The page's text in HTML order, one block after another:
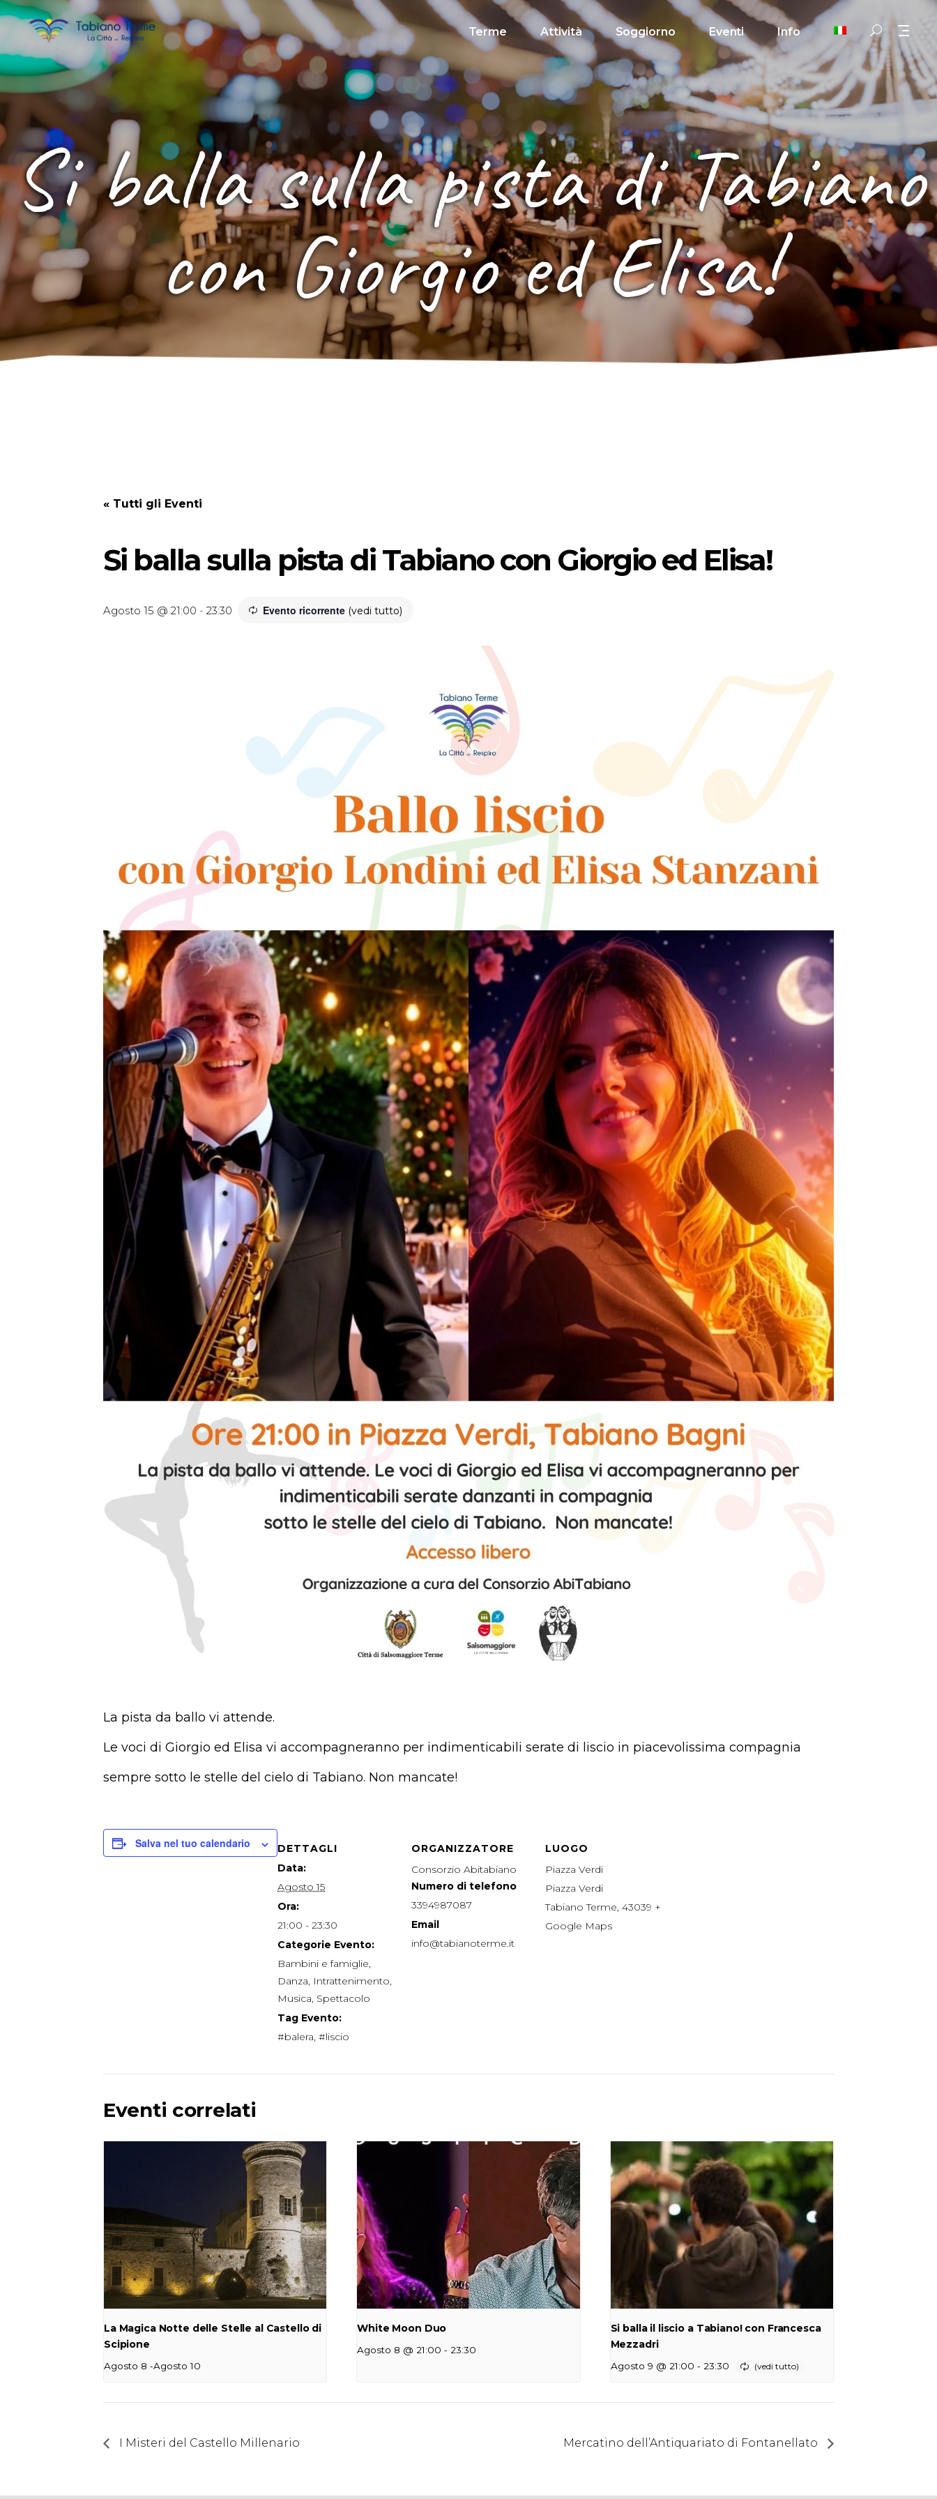
Terme Attività Soggiorno Eventi Info
Si balla sulla pista di Tabiano
con Giorgio ed Elisa!
« Tutti gli Eventi
Si balla sulla pista di Tabiano con Giorgio ed Elisa!
Agosto 15 @ 21:00 - 23:30 Evento ricorrente (vedi tutto)
La pista da ballo vi attende.
Le voci di Giorgio ed Elisa vi accompagneranno per indimenticabili serate di liscio in piacevolissima compagnia
sempre sotto le stelle del cielo di Tabiano. Non mancate!
Salva nel tuo calendario
DETTAGLI
Data:
Agosto 15
Ora:
21:00 - 23:30
Categorie Evento:
Bambini e famiglie,
Danza, Intrattenimento,
Musica, Spettacolo
Tag Evento:
#balera, #liscio
ORGANIZZATORE
Consorzio Abitabiano
Numero di telefono
3394987087
Email
info@tabianoterme.it
LUOGO
Piazza Verdi
Piazza Verdi
Tabiano Terme, 43039 +
Google Maps
Eventi correlati
La Magica Notte delle Stelle al Castello di
Scipione
Agosto 8 -Agosto 10
White Moon Duo
Agosto 8 @ 21:00 - 23:30
Si balla il liscio a Tabiano! con Francesca
Mezzadri
Agosto 9 @ 21:00 - 23:30
I Misteri del Castello Millenario Mercatino dell’Antiquariato di Fontanellato